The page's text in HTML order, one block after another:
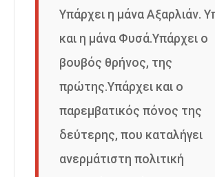
Υπάρχει η μάνα Αξαρλιάν.
και η μάνα Φυσά.Υπάρχει ο
βουβός θρήνος, της
πρώτης.Υπάρχει και ο
παρεμβατικός πόνος της
δεύτερης, που καταλήγει
ανερμάτιστη πολιτική